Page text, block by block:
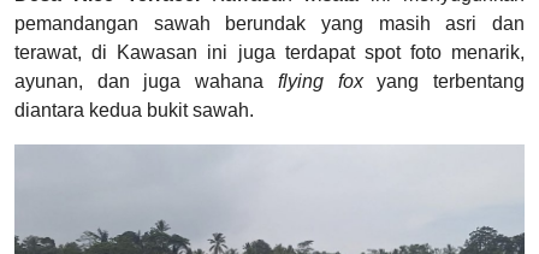
pemandangan sawah berundak yang masih asri dan
terawat, di Kawasan ini juga terdapat spot foto menarik,
ayunan, dan juga wahana flying foxyang terbentang
diantara kedua bukit sawah.